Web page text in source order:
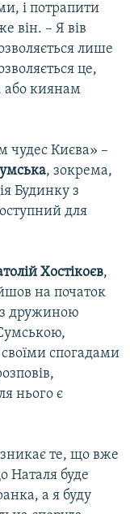
і потрапити
він. – Я вів
лише
це,
або киянам
чудес Києва» –
, зокрема,
Будинку з
для
Хостікоєв,
на початок
дружиною
своїми спогадами
нього є
те, що вже
Наталя буде
а я буду